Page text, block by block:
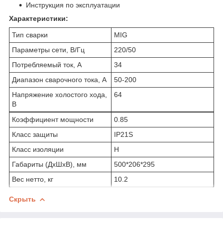
Инструкция по эксплуатации
Характеристики:
Тип сварки
MIG
Параметры сети, В/Гц
220/50
Потребляемый ток, А
34
Диапазон сварочного тока, А
50-200
Напряжение холостого хода,
В
64
Коэффициент мощности
0.85
Класс защиты
IP21S
Класс изоляции
H
Габариты (ДxШxВ), мм
500*206*295
Вес нетто, кг
10.2
Скрыть